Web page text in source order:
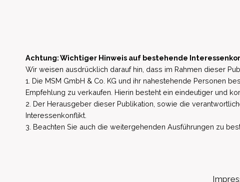
Achtung: Wichtiger Hinweis auf bestehende
Wir weisen ausdrücklich darauf hin, dass im Rahmen dieser
1. Die MSM GmbH & Co. KG und ihr nahestehende Personen
Empfehlung zu verkaufen. Hierin besteht ein eindeutiger und
2. Der Herausgeber dieser Publikation, sowie die
Interessenkonflikt.
3. Beachten Sie auch die weitergehenden Ausführungen zu